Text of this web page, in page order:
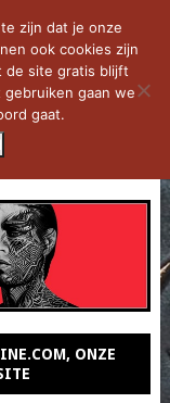
ONZE
zijn dat je onze
ook cookies zijn
de site gratis blijft
gaan we
gaat.